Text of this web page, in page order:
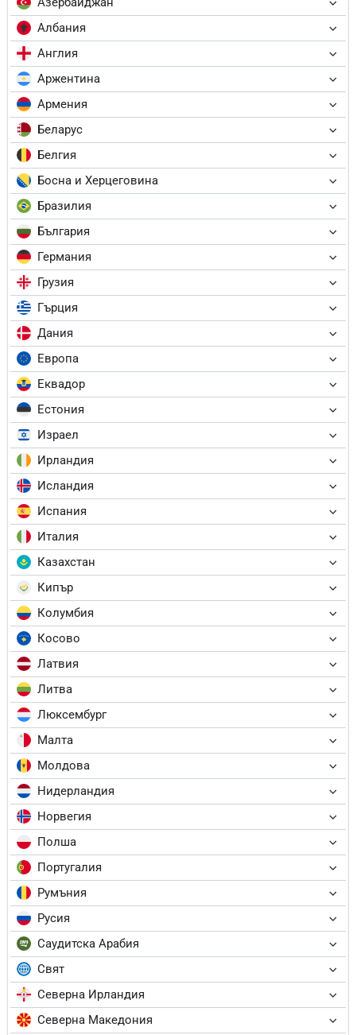
Албания
Англия
Аржентина
Армения
Беларус
Белгия
Босна и Херцеговина
Бразилия
България
Германия
Грузия
Гърция
Дания
Европа
Еквадор
Естония
Израел
Ирландия
Исландия
Испания
Италия
Казахстан
Кипър
Колумбия
Косово
Латвия
Литва
Люксембург
Малта
Молдова
Нидерландия
Норвегия
Полша
Португалия
Румъния
Русия
Саудитска Арабия
Свят
Северна Ирландия
Северна Македония